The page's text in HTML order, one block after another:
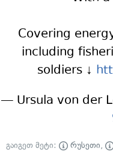
Covering
including
soldiers ↓
— Ursula von der
გაიგეთ მეტი: რუსეთი,